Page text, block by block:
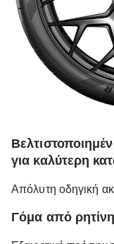
για καλύτερη
Απόλυτη οδηγική
Γόμα από